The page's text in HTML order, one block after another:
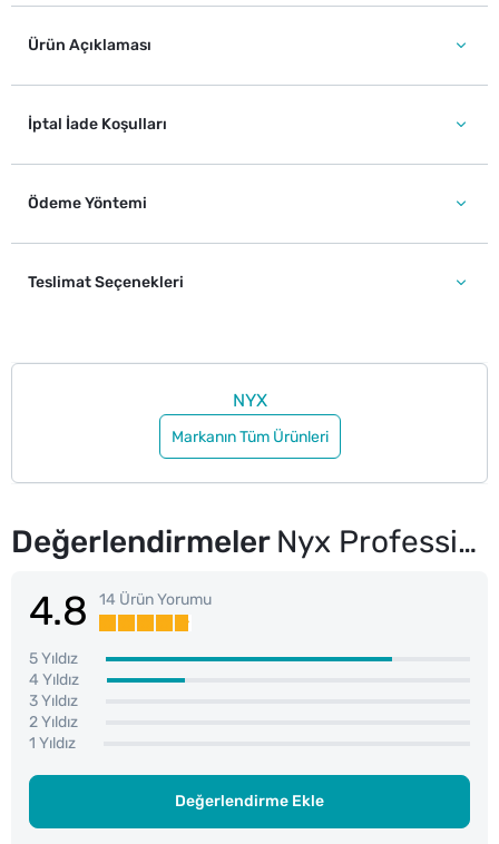
Ürün Açıklaması
İptal İade Koşulları
Ödeme Yöntemi
Teslimat Seçenekleri
NYX
Markanın Tüm Ürünleri
Değerlendirmeler Nyx Professional Makeup Fat Oil Lip Drip Parlatıcı Dudak Yağı Thats Chic
4.8 14 Ürün Yorumu
5 Yıldız
4 Yıldız
3 Yıldız
2 Yıldız
1 Yıldız
Değerlendirme Ekle